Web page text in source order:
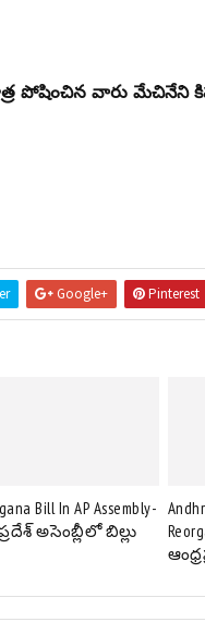
పోషించిన వారు మేచినేని
Google+ Pinterest
Bill In AP Assembly-
అసెంబ్లీలో బిల్లు